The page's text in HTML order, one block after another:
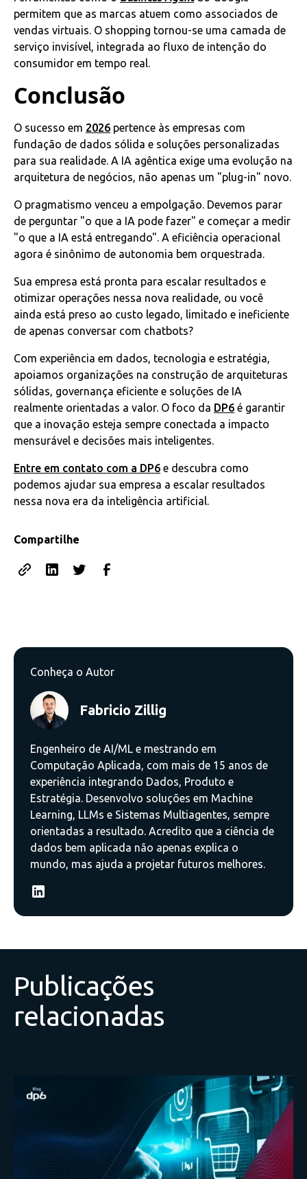
permitem que as marcas atuem como associados de
vendas virtuais. O shopping tornou-se uma camada de
serviço invisível, integrada ao fluxo de intenção do
consumidor em tempo real.
Conclusão
O sucesso em 2026 pertence às empresas com
fundação de dados sólida e soluções personalizadas
para sua realidade. A IA agêntica exige uma evolução na
arquitetura de negócios, não apenas um "plug-in" novo.
O pragmatismo venceu a empolgação. Devemos parar
de perguntar "o que a IA pode fazer" e começar a medir
"o que a IA está entregando". A eficiência operacional
agora é sinônimo de autonomia bem orquestrada.
Sua empresa está pronta para escalar resultados e
otimizar operações nessa nova realidade, ou você
ainda está preso ao custo legado, limitado e ineficiente
de apenas conversar com chatbots?
Com experiência em dados, tecnologia e estratégia,
apoiamos organizações na construção de arquiteturas
sólidas, governança eficiente e soluções de IA
realmente orientadas a valor. O foco da DP6 é garantir
que a inovação esteja sempre conectada a impacto
mensurável e decisões mais inteligentes.
Entre em contato com a DP6 e descubra como
podemos ajudar sua empresa a escalar resultados
nessa nova era da inteligência artificial.
Compartilhe
Conheça o Autor
Fabricio Zillig
Engenheiro de AI/ML e mestrando em
Computação Aplicada, com mais de 15 anos de
experiência integrando Dados, Produto e
Estratégia. Desenvolvo soluções em Machine
Learning, LLMs e Sistemas Multiagentes, sempre
orientadas a resultado. Acredito que a ciência de
dados bem aplicada não apenas explica o
mundo, mas ajuda a projetar futuros melhores.
Publicações
relacionadas